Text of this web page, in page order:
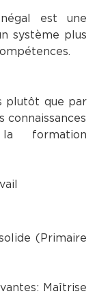
est une
système plus
plutôt que par
connaissances
formation
(Primaire
: Maîtrise